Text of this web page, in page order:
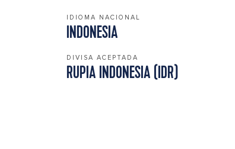
IDIOMA NACIONAL
INDONESIA
DIVISA ACEPTADA
RUPIA INDONESIA (IDR)